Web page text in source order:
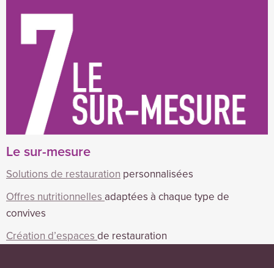
Le sur-mesure
Solutions de restauration personnalisées
Offres nutritionnelles adaptées à chaque type de
convives
Création d’espaces de restauration